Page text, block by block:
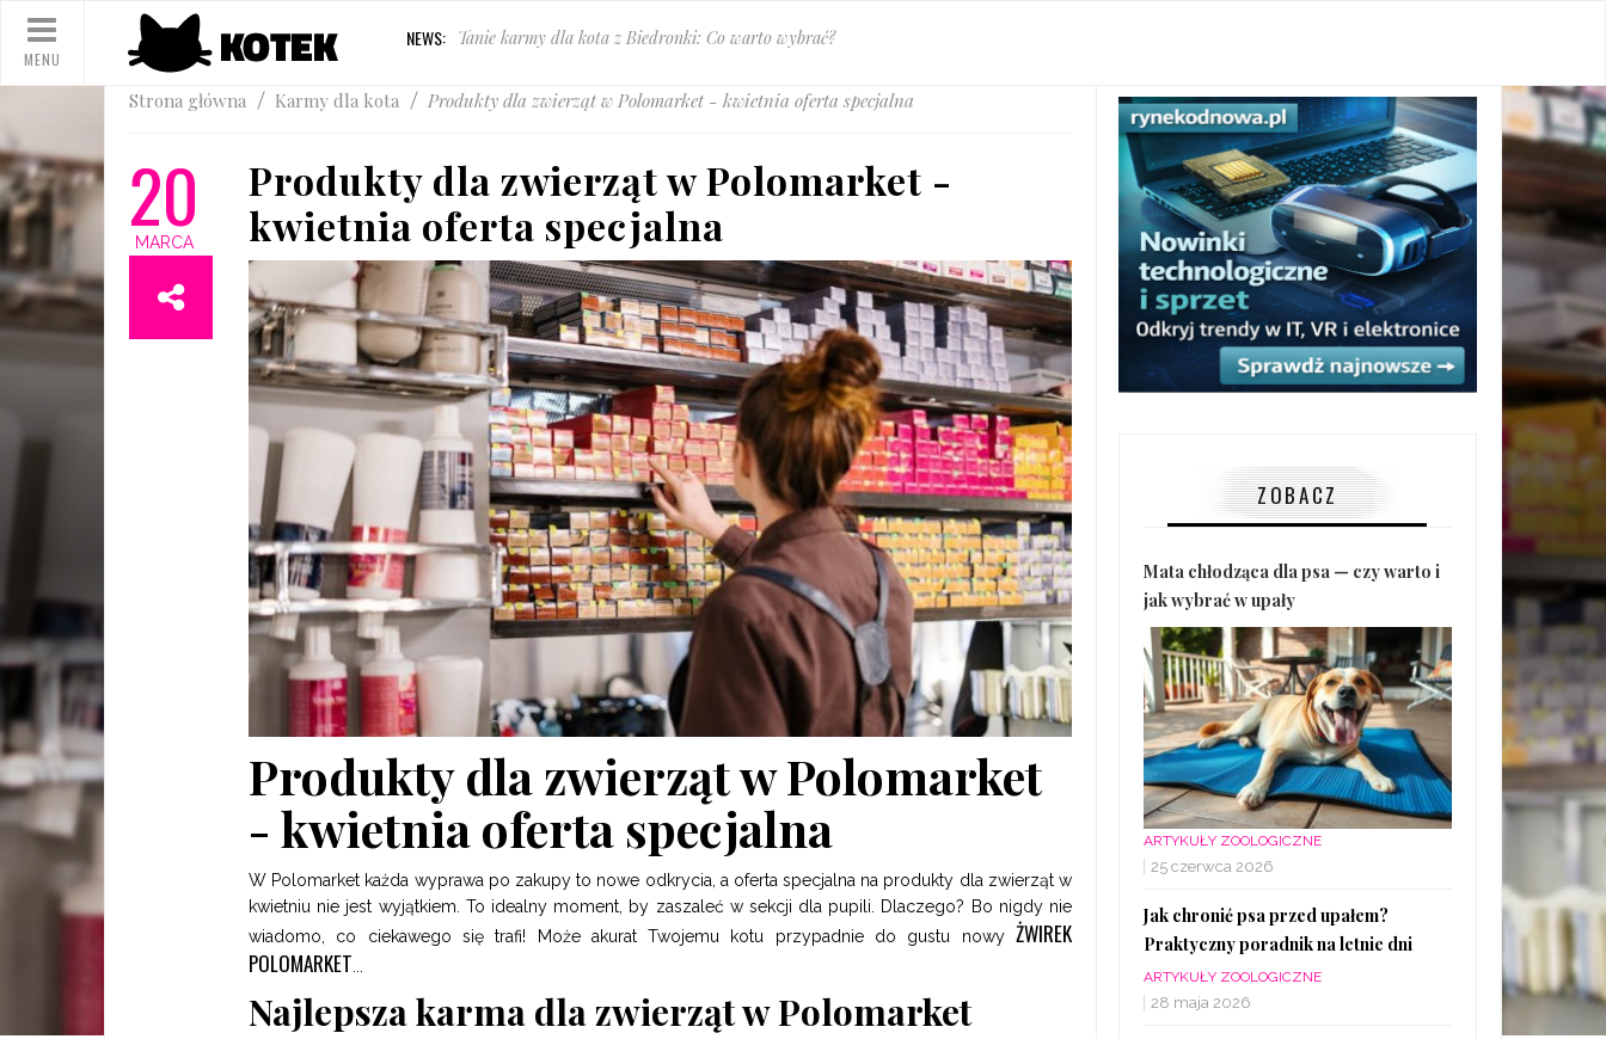
MENU
NEWS: Najlepsze karmy dla zwierząt w Kauflandzie: oferta na każdą kieszeń
Tanie karmy dla kota z Biedronki: Co warto wybrać?
Strona główna Karmy dla kota Produkty dla zwierząt w Polomarket - kwietnia oferta specjalna
20
MARCA
Produkty dla zwierząt w Polomarket -
kwietnia oferta specjalna
Produkty dla zwierząt w Polomarket
- kwietnia oferta specjalna
W Polomarket każda wyprawa po zakupy to nowe odkrycia, a oferta specjalna na produkty dla zwierząt w
kwietniu nie jest wyjątkiem. To idealny moment, by zaszaleć w sekcji dla pupili. Dlaczego? Bo nigdy nie
wiadomo, co ciekawego się trafi! Może akurat Twojemu kotu przypadnie do gustu nowy ŻWIREK
POLOMARKET
Najlepsza karma dla zwierząt w Polomarket
ZOBACZ
Mata chłodząca dla psa — czy warto i
jak wybrać w upały
ARTYKUŁY ZOOLOGICZNE
25 czerwca 2026
Jak chronić psa przed upałem?
Praktyczny poradnik na letnie dni
ARTYKUŁY ZOOLOGICZNE
28 maja 2026